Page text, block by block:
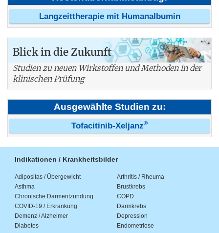
Langzeittherapie mit Humanalbumin
Blick in die Zukunft
Studien zu neuen Wirkstoffen und Methoden in der
klinischen Prüfung
Ausgewählte Studien zu:
Tofacitinib-Xeljanz®
Indikationen / Krankheitsbilder
Adipositas / Übergewicht
Arthritis / Rheuma
Asthma
Brustkrebs
Chronische Darmentzündung
COPD
COVID-19 / Erkrankung
Darmkrebs
Demenz / Alzheimer
Depression
Diabetes
Endometriose